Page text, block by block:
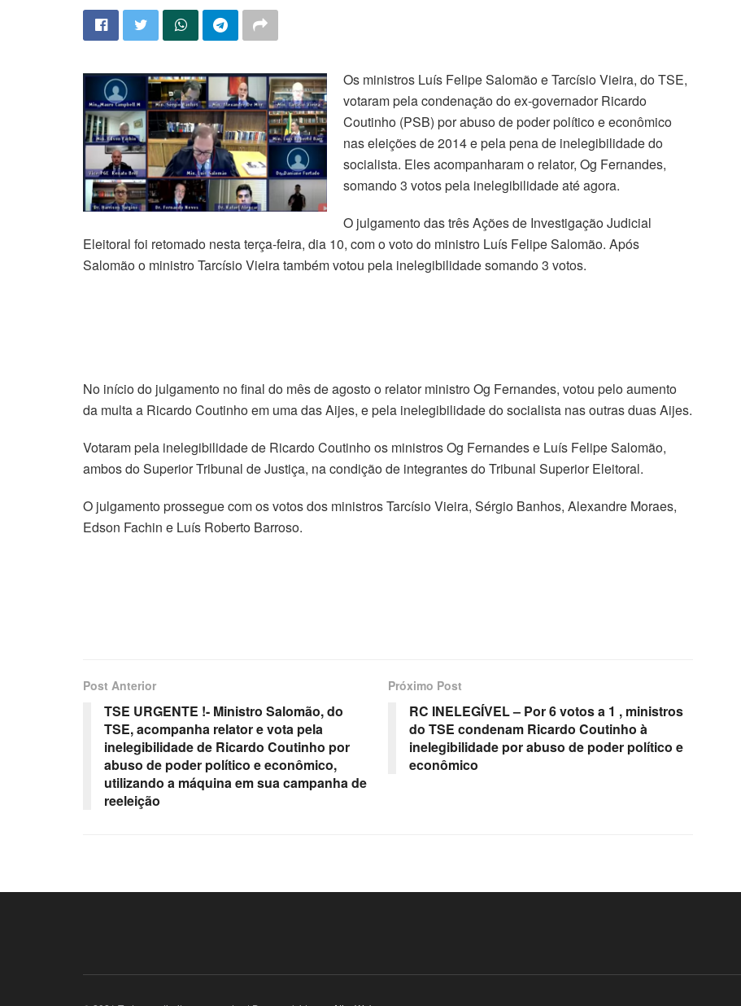
Os ministros Luís Felipe Salomão e Tarcísio Vieira, do TSE,
votaram pela condenação do ex-governador Ricardo
Coutinho (PSB) por abuso de poder político e econômico
nas eleições de 2014 e pela pena de inelegibilidade do
socialista. Eles acompanharam o relator, Og Fernandes,
somando 3 votos pela inelegibilidade até agora.
O julgamento das três Ações de Investigação Judicial
Eleitoral foi retomado nesta terça-feira, dia 10, com o voto do ministro Luís Felipe Salomão. Após
Salomão o ministro Tarcísio Vieira também votou pela inelegibilidade somando 3 votos.
No início do julgamento no final do mês de agosto o relator ministro Og Fernandes, votou pelo aumento
da multa a Ricardo Coutinho em uma das Aijes, e pela inelegibilidade do socialista nas outras duas Aijes.
Votaram pela inelegibilidade de Ricardo Coutinho os ministros Og Fernandes e Luís Felipe Salomão,
ambos do Superior Tribunal de Justiça, na condição de integrantes do Tribunal Superior Eleitoral.
O julgamento prossegue com os votos dos ministros Tarcísio Vieira, Sérgio Banhos, Alexandre Moraes,
Edson Fachin e Luís Roberto Barroso.
Post Anterior
TSE URGENTE !- Ministro Salomão, do
TSE, acompanha relator e vota pela
inelegibilidade de Ricardo Coutinho por
abuso de poder político e econômico,
utilizando a máquina em sua campanha de
reeleição
Próximo Post
RC INELEGÍVEL – Por 6 votos a 1 , ministros
do TSE condenam Ricardo Coutinho à
inelegibilidade por abuso de poder político e
econômico